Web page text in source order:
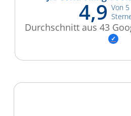
4,9 Von 5
Durchschnitt aus 43